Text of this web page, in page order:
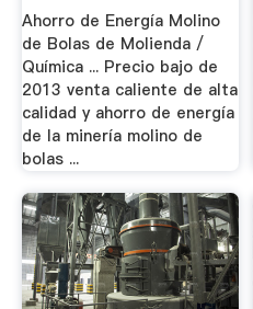
Ahorro de Energía Molino
de Bolas de Molienda /
Química ... Precio bajo de
2013 venta caliente de alta
calidad y ahorro de energía
de la minería molino de
bolas ...